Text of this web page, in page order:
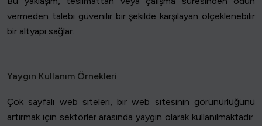
vermeden talebi güvenilir bir şekilde karşılayan ölçeklenebilir
bir altyapı sağlar.
Yaygın Kullanım Örnekleri
Çok sayfalı web siteleri, bir web sitesinin görünürlüğünü
artırmak için sektörler arasında yaygın olarak kullanılmaktadır.